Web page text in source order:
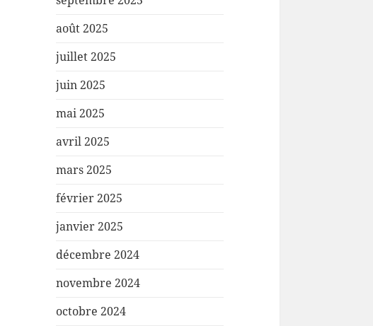
août 2025
juillet 2025
juin 2025
mai 2025
avril 2025
mars 2025
février 2025
janvier 2025
décembre 2024
novembre 2024
octobre 2024